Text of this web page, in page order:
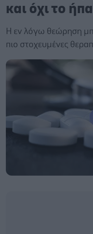
και όχι το
Η εν λόγω θεώρηση
πιο στοχευμένες